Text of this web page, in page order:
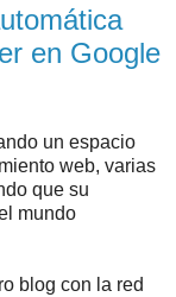
en Google
un espacio
web, varias
que su
mundo
blog con la red